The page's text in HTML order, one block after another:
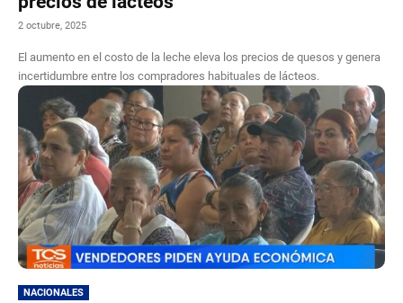
2 octubre, 2025
El aumento en el costo de la leche eleva los precios de quesos y genera
incertidumbre entre los compradores habituales de lácteos.
NACIONALES